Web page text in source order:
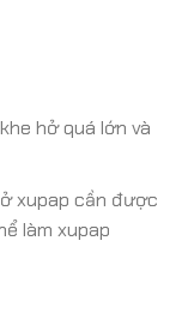
hở quá lớn và
xupap cần được
làm xupap